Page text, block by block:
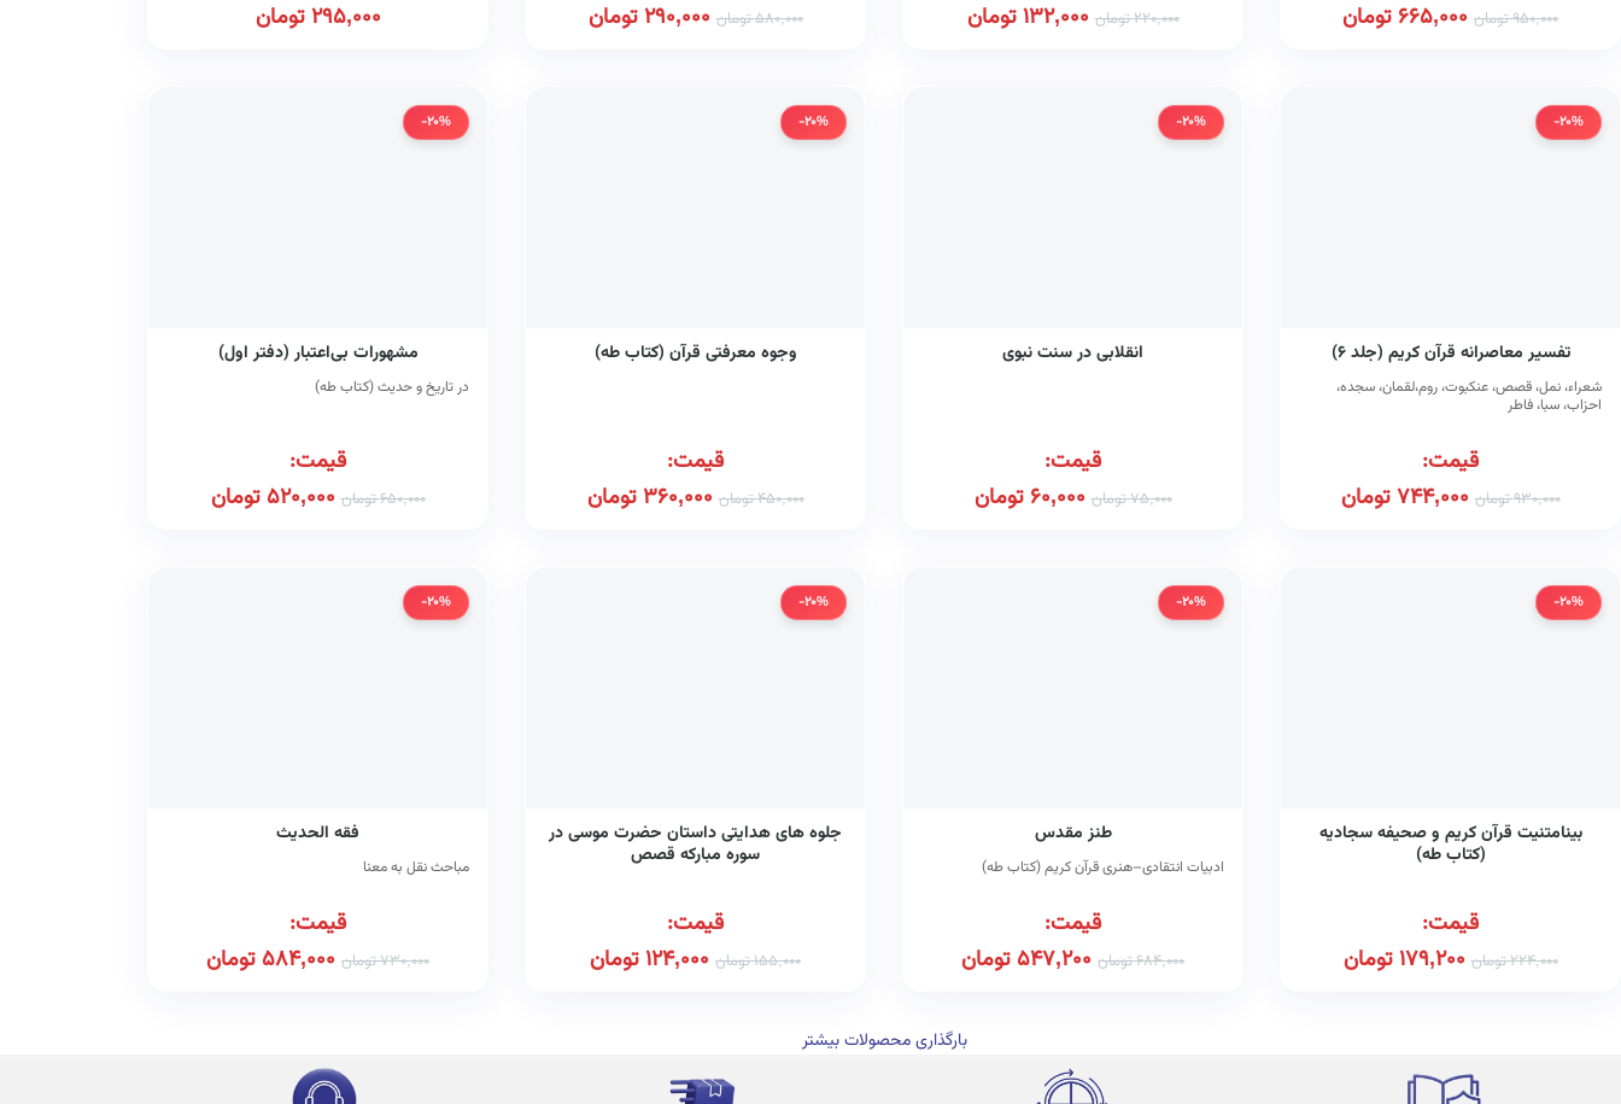
950,000تومان 665,000 تومان 220,000تومان 132,000تومان 580,000تومان 290,000تومان
295,000تومان
-20%
تفسیر معاصرانه قرآن کریم (جلد ۶)
شعراء، نمل، قصص، عنکبوت، روم،لقمان، سجده،
احزاب، سبا، فاطر
قیمت:
930,000تومان 744,000تومان
-20%
انقلابی در سنت نبوی
قیمت:
75,000تومان 60,000 تومان
-20%
وجوه معرفتی قرآن (کتاب طه)
قیمت:
450,000تومان 360,000تومان
-20%
مشهورات بی‌اعتبار (دفتر اول)
در تاریخ و حدیث (کتاب طه)
قیمت:
650,000تومان 520,000 تومان
-20%
بینامتنیت قرآن کریم و صحیفه سجادیه
(کتاب طه)
قیمت:
224,000تومان 179,200تومان
-20%
طنز مقدس
ادبیات انتقادی–هنری قرآن کریم (کتاب طه)
قیمت:
684,000تومان 547,200 تومان
-20%
جلوه های هدایتی داستان حضرت موسی در
سوره مبارکه قصص
قیمت:
155,000تومان 124,000تومان
-20%
فقه الحدیث
مباحث نقل به معنا
قیمت:
730,000تومان 584,000 تومان
بارگذاری محصولات بیشتر